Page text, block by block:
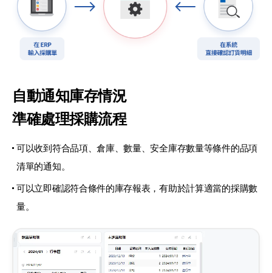
自動通知庫存情況
準確處理採購流程
可以收到符合品項、倉庫、數量、安全庫存數量等條件的品項
清單的通知。
可以立即確認符合條件的庫存報表，有助於計算適當的採購數
量。